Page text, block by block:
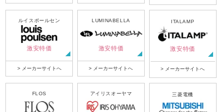
ルイスポールセン
激安特価
> メーカーサイトへ
LUMINABELLA
激安特価
> メーカーサイトへ
ITALAMP
激安特価
> メーカーサイトへ
FLOS アイリスオーヤマ 三菱電機